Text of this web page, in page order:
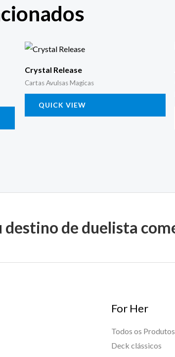
Crystal Release
Cartas Avulsas Magicas
QUICK VIEW
destino de duelista
For Her
Todos os Produtos
Deck clássicos